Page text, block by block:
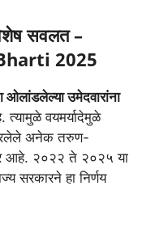
सवलत –
2025
उमेदवारांना
वयमर्यादेमुळे
ठरलेले अनेक तरुण-
आहे. २०२२ ते २०२५ या
सरकारने हा निर्णय